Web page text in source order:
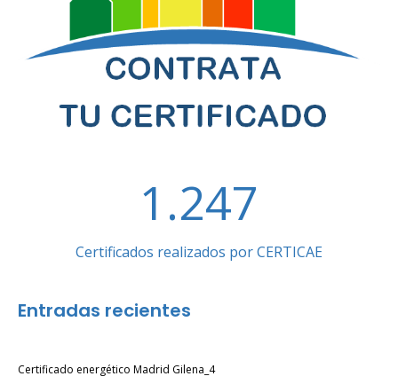
1.247
Certificados realizados por CERTICAE
Entradas recientes
Certificado energético Madrid Gilena_4